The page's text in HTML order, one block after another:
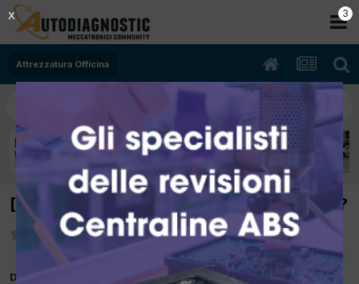
Attrezzatura Officina
[Sistemi operativi per computer]Quali usate?
Da skyfox
2
X